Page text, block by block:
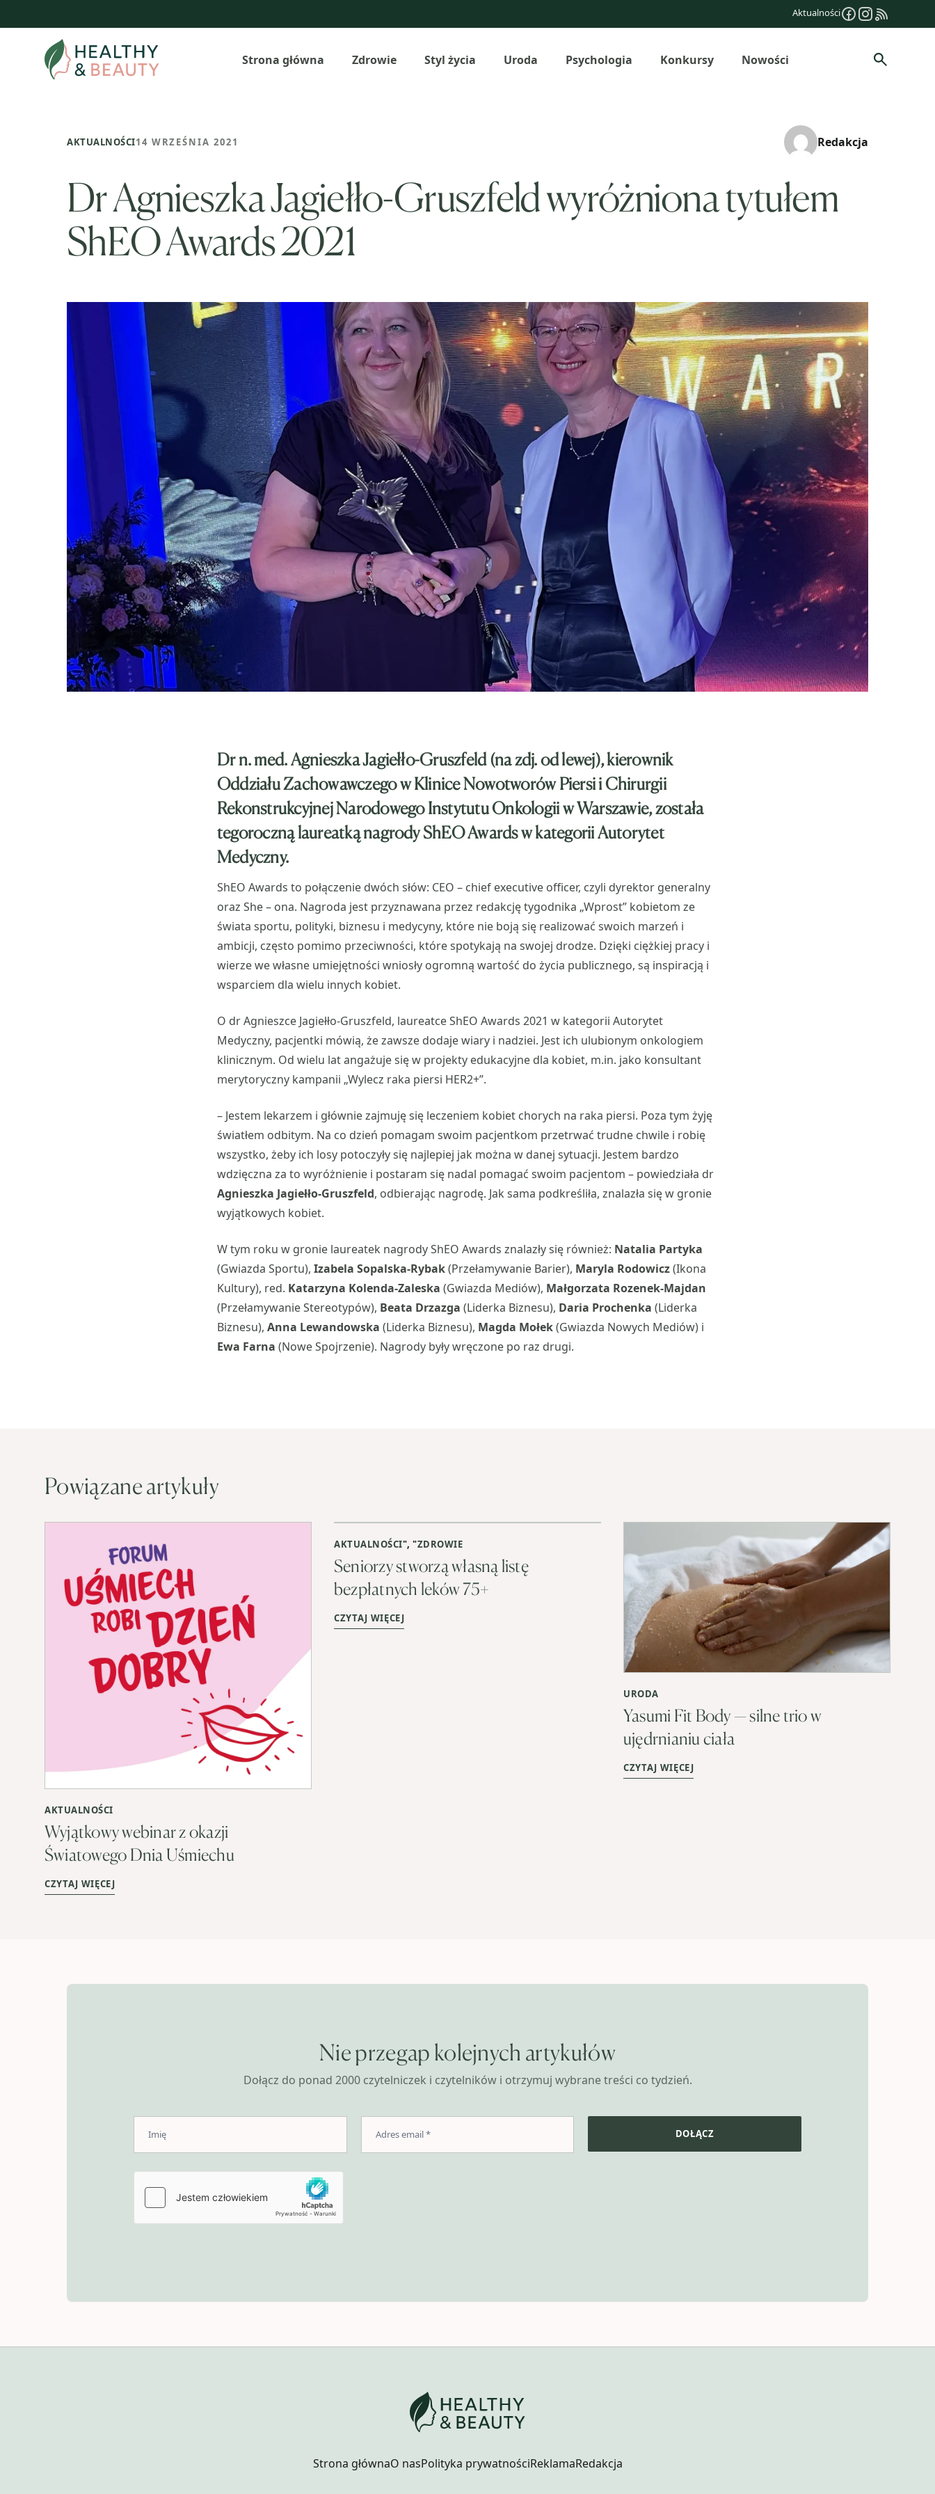
do
Aktualności
Strona główna Zdrowie Styl życia Uroda Psychologia Konkursy Nowości Szukaj
AKTUALNOŚCI14 WRZEŚNIA 2021 Redakcja
Dr Agnieszka Jagiełło-Gruszfeld wyróżniona tytułem
ShEO Awards 2021
Dr n. med. Agnieszka Jagiełło-Gruszfeld (na zdj. od lewej), kierownik
Oddziału Zachowawczego w Klinice Nowotworów Piersi i Chirurgii
Rekonstrukcyjnej Narodowego Instytutu Onkologii w Warszawie, została
tegoroczną laureatką nagrody ShEO Awards w kategorii Autorytet
Medyczny.
ShEO Awards to połączenie dwóch słów: CEO – chief executive officer, czyli dyrektor generalny
oraz She – ona. Nagroda jest przyznawana przez redakcję tygodnika „Wprost” kobietom ze
świata sportu, polityki, biznesu i medycyny, które nie boją się realizować swoich marzeń i
ambicji, często pomimo przeciwności, które spotykają na swojej drodze. Dzięki ciężkiej pracy i
wierze we własne umiejętności wniosły ogromną wartość do życia publicznego, są inspiracją i
wsparciem dla wielu innych kobiet.
O dr Agnieszce Jagiełło-Gruszfeld, laureatce ShEO Awards 2021 w kategorii Autorytet
Medyczny, pacjentki mówią, że zawsze dodaje wiary i nadziei. Jest ich ulubionym onkologiem
klinicznym. Od wielu lat angażuje się w projekty edukacyjne dla kobiet, m.in. jako konsultant
merytoryczny kampanii „Wylecz raka piersi HER2+”.
– Jestem lekarzem i głównie zajmuję się leczeniem kobiet chorych na raka piersi. Poza tym żyję
światłem odbitym. Na co dzień pomagam swoim pacjentkom przetrwać trudne chwile i robię
wszystko, żeby ich losy potoczyły się najlepiej jak można w danej sytuacji. Jestem bardzo
wdzięczna za to wyróżnienie i postaram się nadal pomagać swoim pacjentom – powiedziała dr
Agnieszka Jagiełło-Gruszfeld, odbierając nagrodę. Jak sama podkreśliła, znalazła się w gronie
wyjątkowych kobiet.
W tym roku w gronie laureatek nagrody ShEO Awards znalazły się również: Natalia Partyka
(Gwiazda Sportu), Izabela Sopalska-Rybak(Przełamywanie Barier), Maryla Rodowicz(Ikona
Kultury), red. Katarzyna Kolenda-Zaleska (Gwiazda Mediów), Małgorzata Rozenek-Majdan
(Przełamywanie Stereotypów), Beata Drzazga (Liderka Biznesu), Daria Prochenka (Liderka
Biznesu), Anna Lewandowska (Liderka Biznesu), Magda Mołek(Gwiazda Nowych Mediów) i
Ewa Farna (Nowe Spojrzenie). Nagrody były wręczone po raz drugi.
Powiązane artykuły
AKTUALNOŚCI
Wyjątkowy webinar z okazji
Światowego Dnia Uśmiechu
CZYTAJ WIĘCEJ
AKTUALNOŚCI", "ZDROWIE
Seniorzy stworzą własną listę
bezpłatnych leków 75+
CZYTAJ WIĘCEJ
URODA
Yasumi Fit Body — silne trio w
ujędrnianiu ciała
CZYTAJ WIĘCEJ
Nie przegap kolejnych artykułów
Dołącz do ponad 2000 czytelniczek i czytelników i otrzymuj wybrane treści co tydzień.
Strona głównaO nasPolityka prywatnościReklamaRedakcja